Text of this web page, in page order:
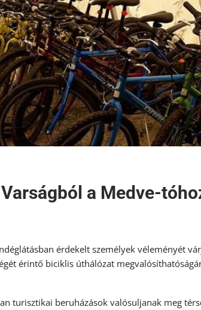
a Medve-
érdekelt személyek véleményét
érintő biciklis úthálózat
turisztikai beruházások valósuljanak meg